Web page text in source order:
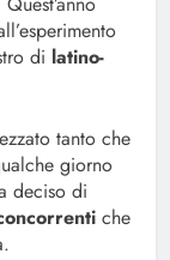
di latino-
tanto che
giorno
deciso di
che